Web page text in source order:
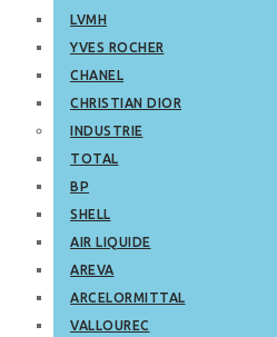
LVMH
YVES ROCHER
CHANEL
CHRISTIAN DIOR
INDUSTRIE
TOTAL
BP
SHELL
AIR LIQUIDE
AREVA
ARCELORMITTAL
VALLOUREC